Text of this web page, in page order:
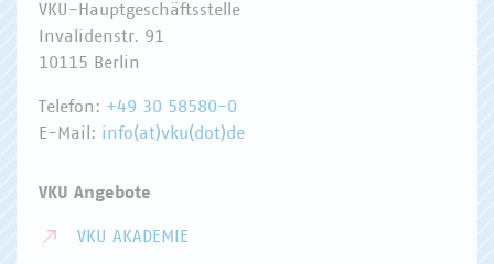
VKU-Hauptgeschäftsstelle
Invalidenstr. 91
10115 Berlin
Telefon: +49 30 58580-0
E-Mail: info(at)vku(dot)de
VKU Angebote
VKU AKADEMIE